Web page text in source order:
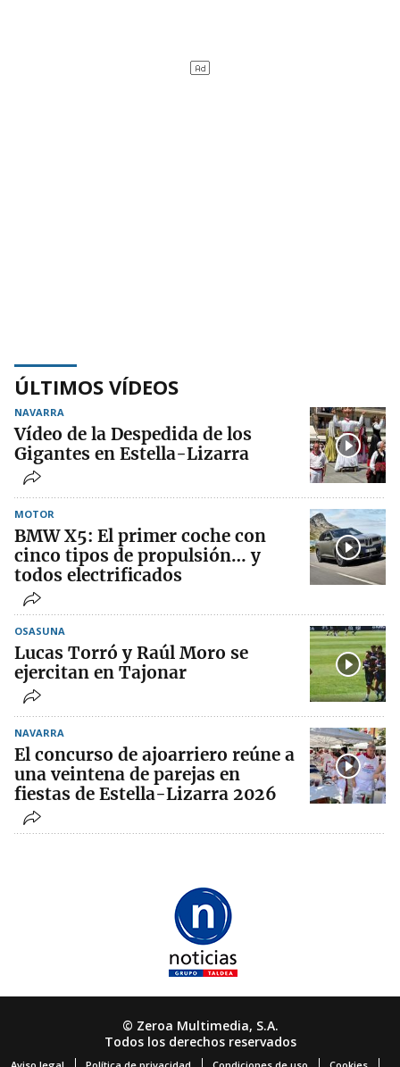
ÚLTIMOS VÍDEOS
NAVARRA
Vídeo de la Despedida de los
Gigantes en Estella-Lizarra
MOTOR
BMW X5: El primer coche con
cinco tipos de propulsión… y
todos electrificados
OSASUNA
Lucas Torró y Raúl Moro se
ejercitan en Tajonar
NAVARRA
El concurso de ajoarriero reúne a
una veintena de parejas en
fiestas de Estella-Lizarra 2026
© Zeroa Multimedia, S.A.
Todos los derechos reservados